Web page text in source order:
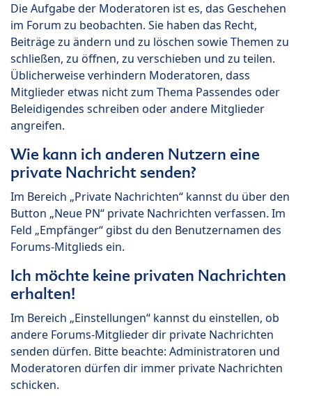
Die Aufgabe der Moderatoren ist es, das Geschehen
im Forum zu beobachten. Sie haben das Recht,
Beiträge zu ändern und zu löschen sowie Themen zu
schließen, zu öffnen, zu verschieben und zu teilen.
Üblicherweise verhindern Moderatoren, dass
Mitglieder etwas nicht zum Thema Passendes oder
Beleidigendes schreiben oder andere Mitglieder
angreifen.
Wie kann ich anderen Nutzern eine
private Nachricht senden?
Im Bereich „Private Nachrichten“ kannst du über den
Button „Neue PN“ private Nachrichten verfassen. Im
Feld „Empfänger“ gibst du den Benutzernamen des
Forums-Mitglieds ein.
Ich möchte keine privaten Nachrichten
erhalten!
Im Bereich „Einstellungen“ kannst du einstellen, ob
andere Forums-Mitglieder dir private Nachrichten
senden dürfen. Bitte beachte: Administratoren und
Moderatoren dürfen dir immer private Nachrichten
schicken.